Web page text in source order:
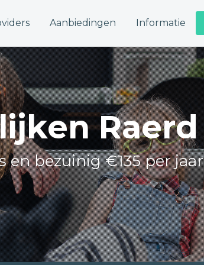
Aanbiedingen Informatie
Raerd
en bezuinig €135 per jaar